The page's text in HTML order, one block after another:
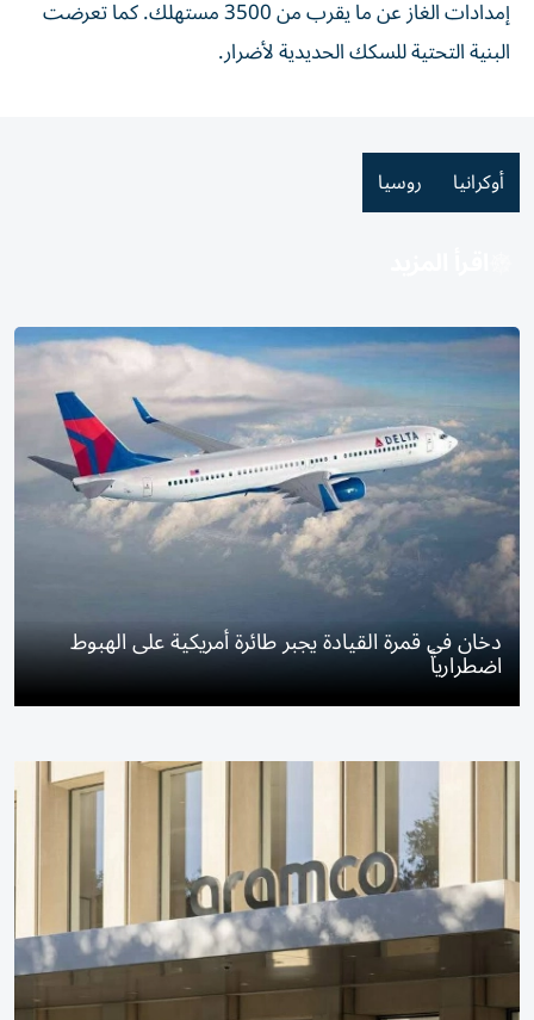
إمدادات الغاز ‌عن ⁠ما يقرب ‌من 3500 مستهلك. كما تعرضت
البنية ⁠التحتية ​للسكك الحديدية لأضرار.
أوكرانيا روسيا
دخان في قمرة القيادة يجبر طائرة أمريكية على الهبوط
اضطرارياً